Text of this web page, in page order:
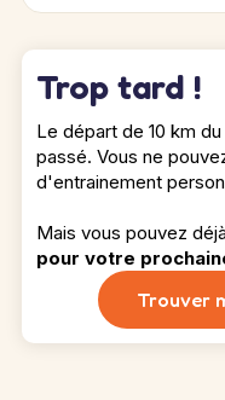
Trop tard !
Le départ de 10 km
passé. Vous ne
d'entrainement
Mais vous pouvez déjà
pour votre
Trouver